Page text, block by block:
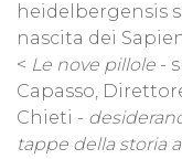
heidelbergensis
nascita dei
< Le nove pillole -
Capasso,
Chieti -
tappe della storia